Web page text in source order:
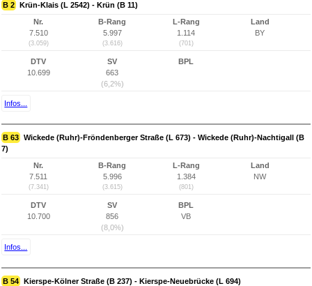
B 2 Krün-Klais (L 2542) - Krün (B 11)
Nr.
7.510
(3.059)
B-Rang
5.997
(3.616)
L-Rang
1.114
(701)
Land
BY
DTV
10.699
SV
663
(6,2%)
BPL
Infos...
B 63 Wickede (Ruhr)-Fröndenberger Straße (L 673) - Wickede (Ruhr)-Nachtigall (B
7)
Nr.
7.511
(7.341)
B-Rang
5.996
(3.615)
L-Rang
1.384
(801)
Land
NW
DTV
10.700
SV
856
(8,0%)
BPL
VB
Infos...
B 54 Kierspe-Kölner Straße (B 237) - Kierspe-Neuebrücke (L 694)